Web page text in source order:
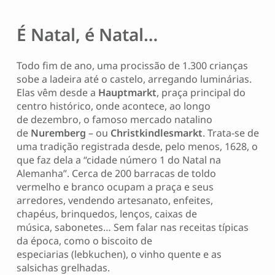
É Natal, é Natal…
Todo fim de ano, uma procissão de 1.300 crianças
sobe a ladeira até o castelo, arregando luminárias.
Elas vêm desde a Hauptmarkt, praça principal do
centro histórico, onde acontece, ao longo
de dezembro, o famoso mercado natalino
de Nuremberg – ou Christkindlesmarkt. Trata-se de
uma tradição registrada desde, pelo menos, 1628, o
que faz dela a “cidade número 1 do Natal na
Alemanha”. Cerca de 200 barracas de toldo
vermelho e branco ocupam a praça e seus
arredores, vendendo artesanato, enfeites,
chapéus, brinquedos, lenços, caixas de
música, sabonetes… Sem falar nas receitas típicas
da época, como o biscoito de
especiarias (lebkuchen), o vinho quente e as
salsichas grelhadas.